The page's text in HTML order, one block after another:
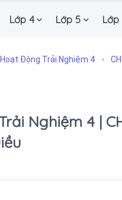
Lớp 4 Lớp 5 Lớp
Hoạt Động Trải Nghiệm 4
Nghiệm 4 |